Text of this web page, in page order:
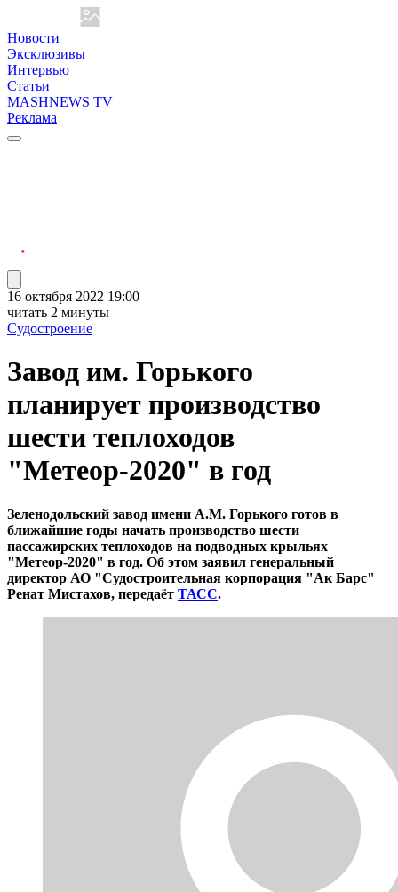
Новости
Эксклюзивы
Интервью
Статьи
MASHNEWS TV
Реклама
16 октября 2022 19:00
читать 2 минуты
Судостроение
Завод им. Горького
планирует производство
шести теплоходов
"Метеор-2020" в год
Зеленодольский завод имени А.М. Горького готов в
ближайшие годы начать производство шести
пассажирских теплоходов на подводных крыльях
"Метеор-2020" в год. Об этом заявил генеральный
директор АО "Судостроительная корпорация "Ак Барс"
Ренат Мистахов, передаёт ТАСС.